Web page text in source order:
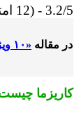
3.2/5 - (12 امتیاز)
در مقاله «۱۰ ویژگی افراد دارای شخصیت کاریزماتیک»
کاریزما